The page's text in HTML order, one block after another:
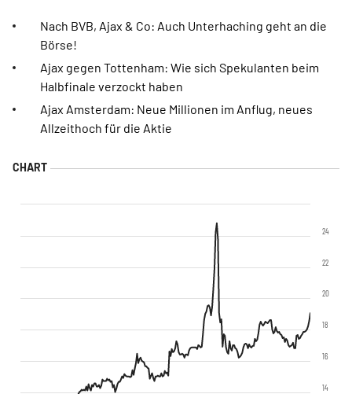
Nach BVB, Ajax & Co: Auch Unterhaching geht an die
Börse!
Ajax gegen Tottenham: Wie sich Spekulanten beim
Halbfinale verzockt haben
Ajax Amsterdam: Neue Millionen im Anflug, neues
Allzeithoch für die Aktie
14
16
18
20
22
24